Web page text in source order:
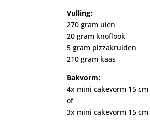
Vulling:
270 gram uien
20 gram knoflook
5 gram pizzakruiden
210 gram kaas
Bakvorm:
4x mini cakevorm 15 cm
of
3x mini cakevorm 15